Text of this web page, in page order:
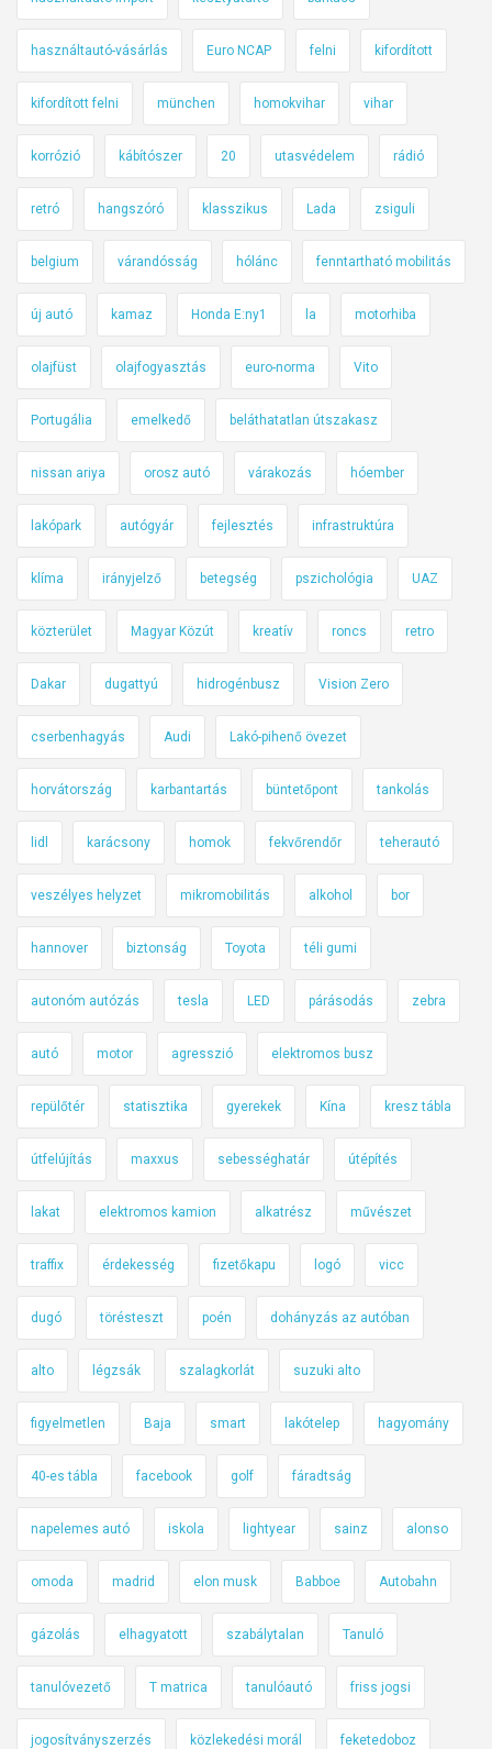
használtautó-vásárlás Euro NCAP felni kifordított
kifordított felni münchen homokvihar vihar
korrózió kábítószer 20 utasvédelem rádió
retró hangszóró klasszikus Lada zsiguli
belgium várandósság hólánc fenntartható mobilitás
új autó kamaz Honda E:ny1 la motorhiba
olajfüst olajfogyasztás euro-norma Vito
Portugália emelkedő beláthatatlan útszakasz
nissan ariya orosz autó várakozás hóember
lakópark autógyár fejlesztés infrastruktúra
klíma irányjelző betegség pszichológia UAZ
közterület Magyar Közút kreatív roncs retro
Dakar dugattyú hidrogénbusz Vision Zero
cserbenhagyás Audi Lakó-pihenő övezet
horvátország karbantartás büntetőpont tankolás
lidl karácsony homok fekvőrendőr teherautó
veszélyes helyzet mikromobilitás alkohol bor
hannover biztonság Toyota téli gumi
autonóm autózás tesla LED párásodás zebra
autó motor agresszió elektromos busz
repülőtér statisztika gyerekek Kína kresz tábla
útfelújítás maxxus sebességhatár útépítés
lakat elektromos kamion alkatrész művészet
traffix érdekesség fizetőkapu logó vicc
dugó törésteszt poén dohányzás az autóban
alto légzsák szalagkorlát suzuki alto
figyelmetlen Baja smart lakótelep hagyomány
40-es tábla facebook golf fáradtság
napelemes autó iskola lightyear sainz alonso
omoda madrid elon musk Babboe Autobahn
gázolás elhagyatott szabálytalan Tanuló
tanulóvezető T matrica tanulóautó friss jogsi
jogosítványszerzés közlekedési morál feketedoboz